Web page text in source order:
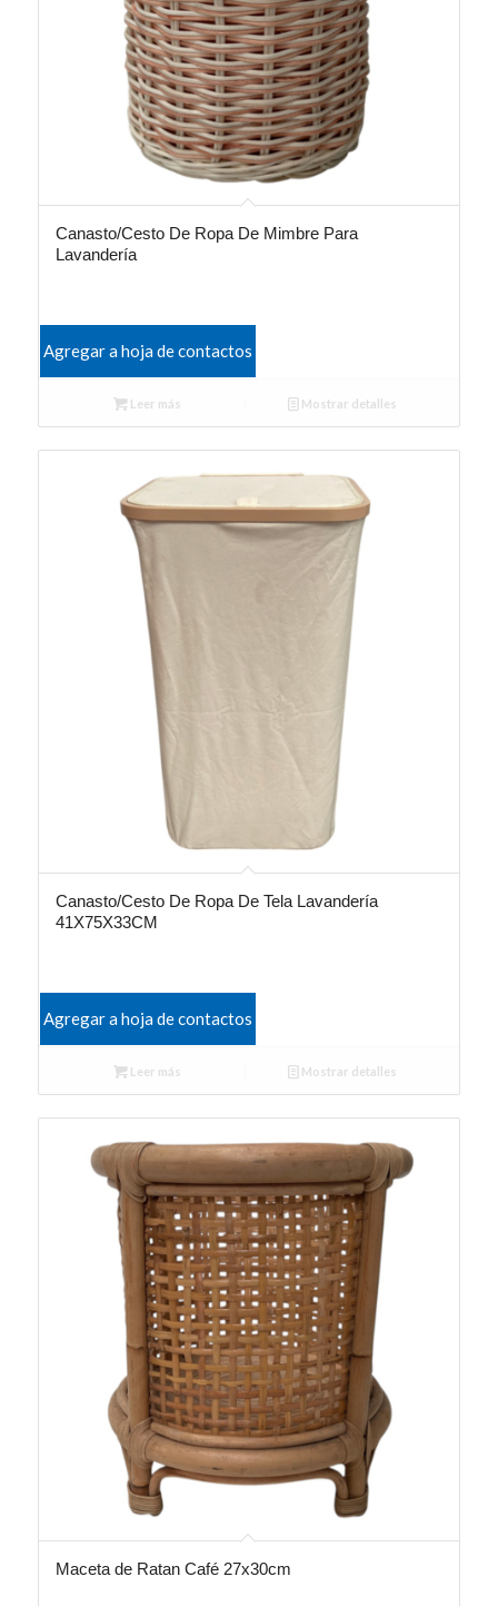
Canasto/Cesto De Ropa De Mimbre Para
Lavandería
Agregar a hoja de contactos
Leer más Mostrar detalles
Canasto/Cesto De Ropa De Tela Lavandería
41X75X33CM
Agregar a hoja de contactos
Leer más Mostrar detalles
Maceta de Ratan Café 27x30cm